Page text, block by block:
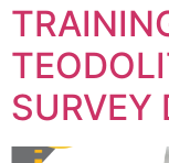
SURVEY